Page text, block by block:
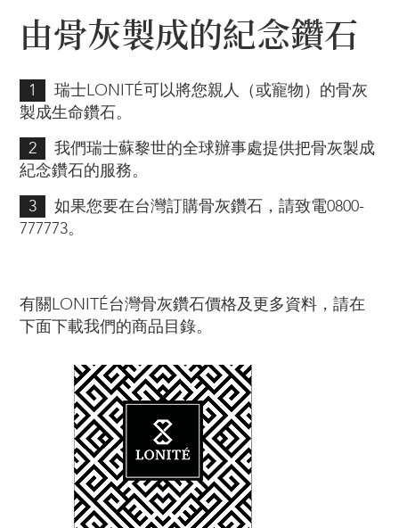
由骨灰製成的紀念鑽石
1
瑞士LONITÉ可以將您親人（或寵物）的骨灰
製成生命鑽石。
2
我們瑞士蘇黎世的全球辦事處提供把骨灰製成
紀念鑽石的服務。
3
如果您要在台灣訂購骨灰鑽石，請致電0800-
777773。
有關LONITÉ台灣骨灰鑽石價格及更多資料，請在
下面下載我們的商品目錄。